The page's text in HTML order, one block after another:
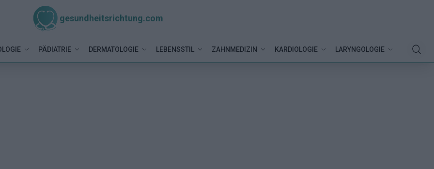
gesundheitsrichtung.com
PÄDIATRIE DERMATOLOGIE LEBENSSTIL ZAHNMEDIZIN KARDIOLOGIE LARYNGOLOGIE